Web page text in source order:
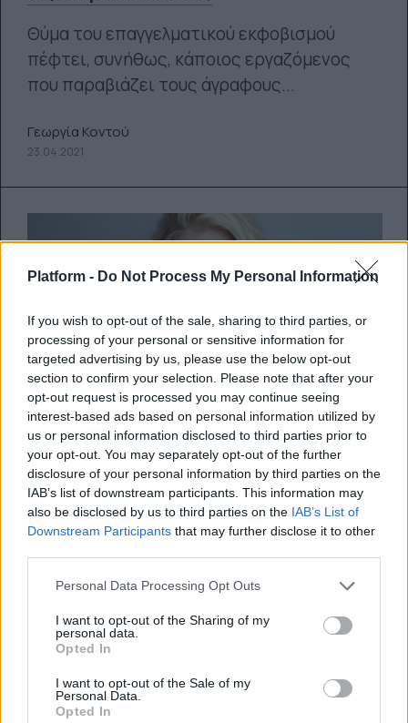
Platform - Do Not Process My Personal Information
If you wish to opt-out of the sale, sharing to third parties, or
processing of your personal or sensitive information for
targeted advertising by us, please use the below opt-out
section to confirm your selection. Please note that after your
opt-out request is processed you may continue seeing
interest-based ads based on personal information utilized by
us or personal information disclosed to third parties prior to
your opt-out. You may separately opt-out of the further
disclosure of your personal information by third parties on the
IAB’s list of downstream participants. This information may
also be disclosed by us to third parties on the IAB’s List of
Downstream Participants that may further disclose it to other
Personal Data Processing Opt Outs
I want to opt-out of the Sharing of my
personal data.
Opted In
I want to opt-out of the Sale of my
Personal Data.
Opted In
Θύμα του επαγγελματικού εκφοβισμού
πέφτει, συνήθως, κάποιος εργαζόμενος
που παραβιάζει τους άγραφους...
Γεωργία Κοντού
23.04.2021
Πράγματα που προσέχουν οι
άντρες: πρόσωπο ή σώμα;
Τελικά, τι προσέχουν οι άντρες σε μια
Αναστασία Τουρούτογλου
22.04.2021